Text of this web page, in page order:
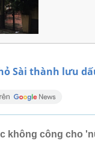
Sài thành lưu
không công cho